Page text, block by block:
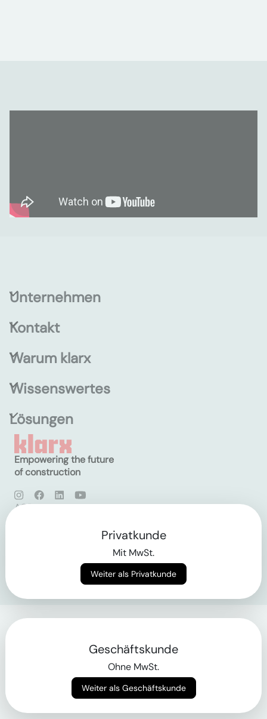
Unternehmen
Kontakt
Warum klarx
Wissenswertes
Lösungen
Empowering the future
of construction
AGB
Privatkunde
Mit MwSt.
Weiter als Privatkunde
Geschäftskunde
Ohne MwSt.
Weiter als Geschäftskunde